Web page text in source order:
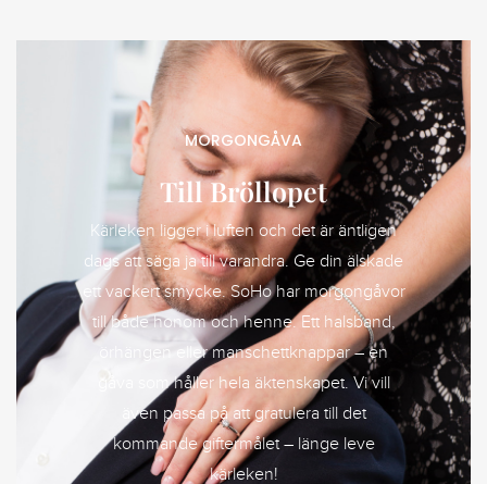
MORGONGÅVA
Till Bröllopet
Kärleken ligger i luften och det är äntligen
dags att säga ja till varandra. Ge din älskade
ett vackert smycke. SoHo har morgongåvor
till både honom och henne. Ett halsband,
örhängen eller manschettknappar – en
gåva som håller hela äktenskapet. Vi vill
även passa på att gratulera till det
kommande giftermålet – länge leve
kärleken!